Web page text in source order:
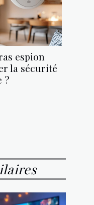
espion
la sécurité
?